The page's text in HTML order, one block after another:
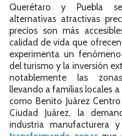
Querétaro y Puebla
alternativas atractivas
precios son más
calidad de vida que
experimenta un
del turismo y la inversión
notablemente las
llevando a familias locales
como Benito Juárez
Ciudad Juárez, la
industria manufacturera y